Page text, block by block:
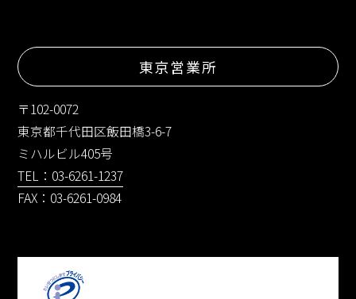
東京営業所
〒102-0072
東京都千代田区飯田橋3-6-7
ミハルビル405号
TEL：03-6261-1237
FAX：03-6261-0984